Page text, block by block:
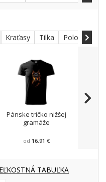
Kraťasy Tilka Polokošele
Pánske tričko nižšej
gramáže
od 16.91 €
TABUĽKA